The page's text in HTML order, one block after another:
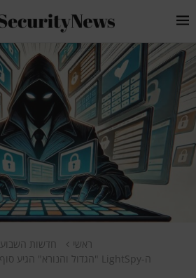
ראשי
חדשות השבוע
ה-LightSpy "הגדול והנורא" הגיע סוף סוף ל-Windows